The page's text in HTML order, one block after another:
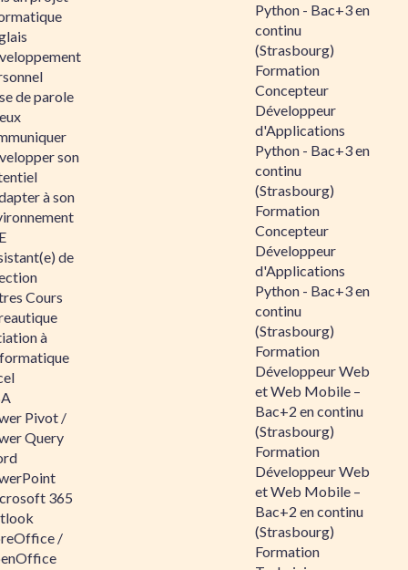
de parole
son
à son
de
Cours
à
Pivot /
Query
365
/
Python - Bac+3 en
continu
(Strasbourg)
Formation
Concepteur
Développeur
d'Applications
Python - Bac+3 en
continu
(Strasbourg)
Formation
Concepteur
Développeur
d'Applications
Python - Bac+3 en
continu
(Strasbourg)
Formation
Développeur Web
et Web Mobile –
Bac+2 en continu
(Strasbourg)
Formation
Développeur Web
et Web Mobile –
Bac+2 en continu
(Strasbourg)
Formation